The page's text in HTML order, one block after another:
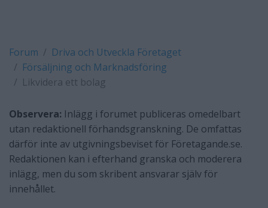
Forum
Driva och Utveckla Företaget
Försäljning och Marknadsföring
Likvidera ett bolag
Observera: Inlägg i forumet publiceras omedelbart
utan redaktionell förhandsgranskning. De omfattas
därför inte av utgivningsbeviset för Företagande.se.
Redaktionen kan i efterhand granska och moderera
inlägg, men du som skribent ansvarar själv för
innehållet.